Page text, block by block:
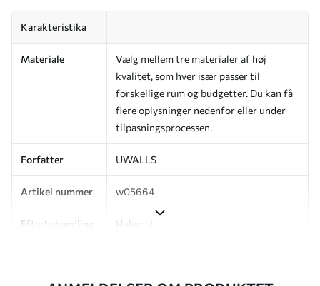
Karakteristika
Materiale
Vælg mellem tre materialer af høj
kvalitet, som hver især passer til
forskellige rum og budgetter. Du kan få
flere oplysninger nedenfor eller under
tilpasningsprocessen.
Forfatter UWALLS
Artikel nummer w05664
Efterbehandling Halvmat.